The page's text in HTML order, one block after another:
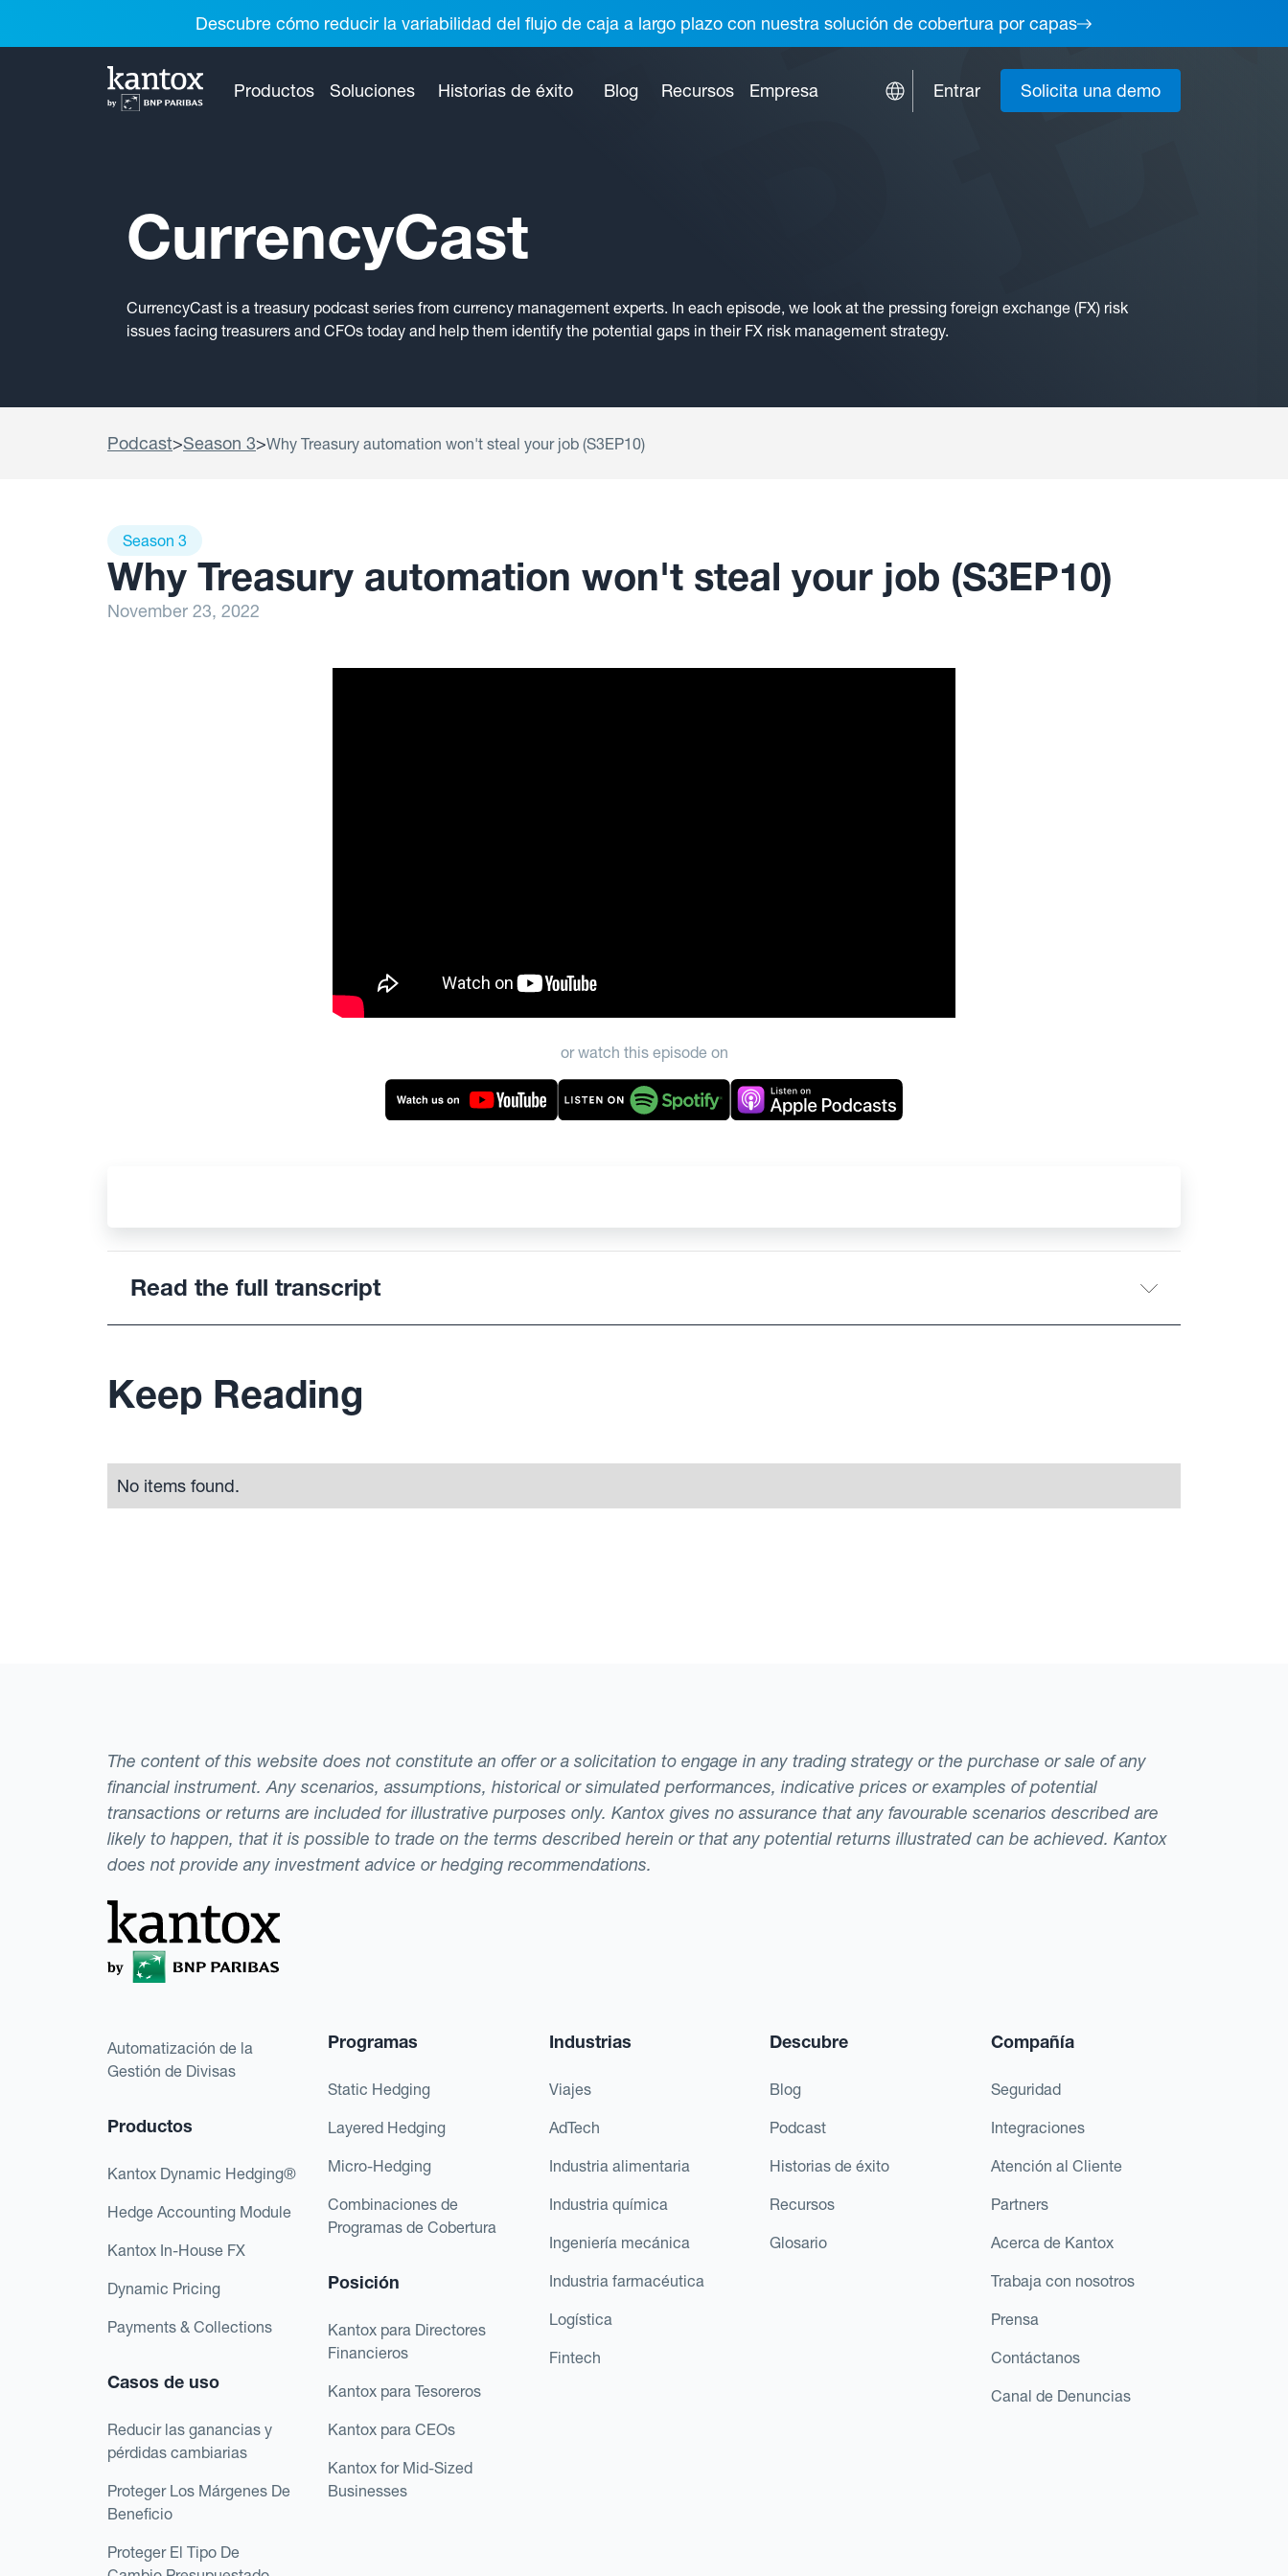
Descubre cómo reducir la variabilidad del flujo de caja a largo plazo con nuestra solución de cobertura por capas
Productos Soluciones Historias de éxito Blog Recursos Empresa Entrar Solicita una demo
CurrencyCast
CurrencyCast is a treasury podcast series from currency management experts. In each episode, we look at the pressing foreign exchange (FX) risk
issues facing treasurers and CFOs today and help them identify the potential gaps in their FX risk management strategy.
Podcast>Season 3>Why Treasury automation won't steal your job (S3EP10)
Season 3
Why Treasury automation won't steal your job (S3EP10)
November 23, 2022
or watch this episode on
Read the full transcript
Keep Reading
No items found.
The content of this website does not constitute an offer or a solicitation to engage in any trading strategy or the purchase or sale of any
financial instrument. Any scenarios, assumptions, historical or simulated performances, indicative prices or examples of potential
transactions or returns are included for illustrative purposes only. Kantox gives no assurance that any favourable scenarios described are
likely to happen, that it is possible to trade on the terms described herein or that any potential returns illustrated can be achieved. Kantox
does not provide any investment advice or hedging recommendations.
Automatización de la
Gestión de Divisas
Productos
Kantox Dynamic Hedging®
Hedge Accounting Module
Kantox In-House FX
Dynamic Pricing
Payments & Collections
Casos de uso
Reducir las ganancias y
pérdidas cambiarias
Proteger Los Márgenes De
Beneficio
Proteger El Tipo De
Programas
Static Hedging
Layered Hedging
Micro-Hedging
Combinaciones de
Programas de Cobertura
Posición
Kantox para Directores
Financieros
Kantox para Tesoreros
Kantox para CEOs
Kantox for Mid-Sized
Businesses
Industrias
Viajes
AdTech
Industria alimentaria
Industria química
Ingeniería mecánica
Industria farmacéutica
Logística
Fintech
Descubre
Blog
Podcast
Historias de éxito
Recursos
Glosario
Compañía
Seguridad
Integraciones
Atención al Cliente
Partners
Acerca de Kantox
Trabaja con nosotros
Prensa
Contáctanos
Canal de Denuncias